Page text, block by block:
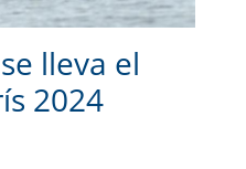
lleva el
2024